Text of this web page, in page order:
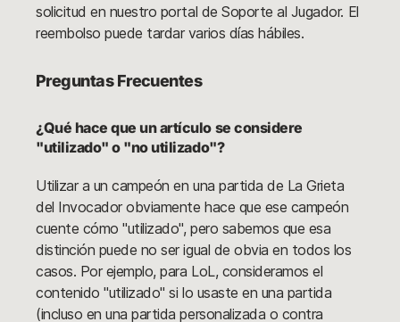
solicitud en nuestro portal de Soporte al Jugador. El
reembolso puede tardar varios días hábiles.
Preguntas Frecuentes
¿Qué hace que un artículo se considere
"utilizado" o "no utilizado"?
Utilizar a un campeón en una partida de La Grieta
del Invocador obviamente hace que ese campeón
cuente cómo "utilizado", pero sabemos que esa
distinción puede no ser igual de obvia en todos los
casos. Por ejemplo, para LoL, consideramos el
contenido "utilizado" si lo usaste en una partida
(incluso en una partida personalizada o contra